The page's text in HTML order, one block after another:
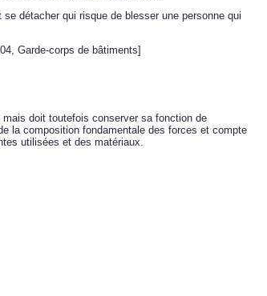
détacher qui risque de blesser une personne qui
Garde-corps de bâtiments]
doit toutefois conserver sa fonction de
la composition fondamentale des forces et compte
utilisées et des matériaux.